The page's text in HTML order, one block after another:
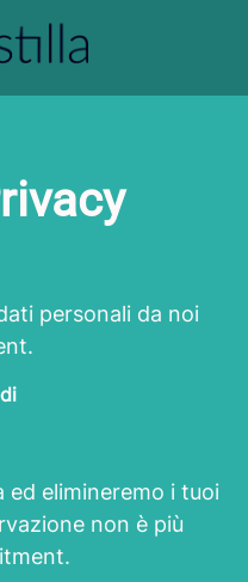
personali da noi
ed elimineremo i tuoi
non è più